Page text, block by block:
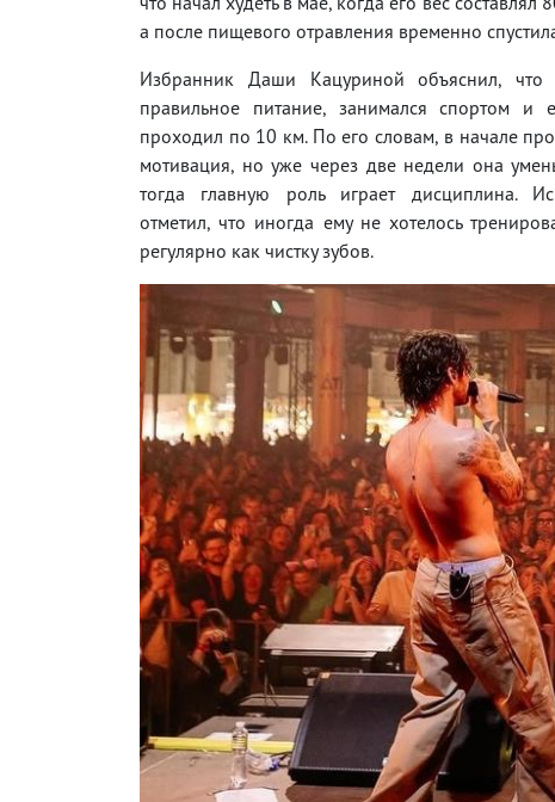
а после пищевого отравления временно
Избранник Даши Кацуриной объяснил, что
правильное питание, занимался спортом и
проходил по 10 км. По его словам, в начале
мотивация, но уже через две недели она
тогда главную роль играет дисциплина.
отметил, что иногда ему не хотелось
регулярно как чистку зубов.